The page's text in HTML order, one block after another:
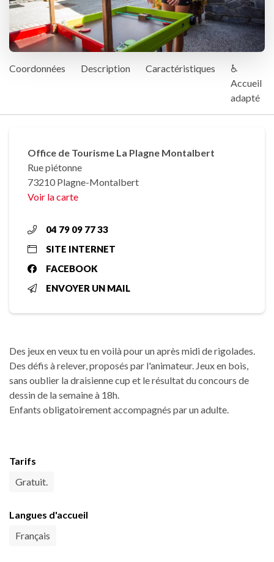
Coordonnées Description Caractéristiques
♿
Accueil
adapté
Office de Tourisme La Plagne Montalbert
Rue piétonne
73210 Plagne-Montalbert
Voir la carte
04 79 09 77 33
SITE INTERNET
FACEBOOK
ENVOYER UN MAIL
Des jeux en veux tu en voilà pour un après midi de rigolades.
Des défis à relever, proposés par l'animateur. Jeux en bois,
sans oublier la draisienne cup et le résultat du concours de
dessin de la semaine à 18h.
Enfants obligatoirement accompagnés par un adulte.
Tarifs
Gratuit.
Langues d'accueil
Français